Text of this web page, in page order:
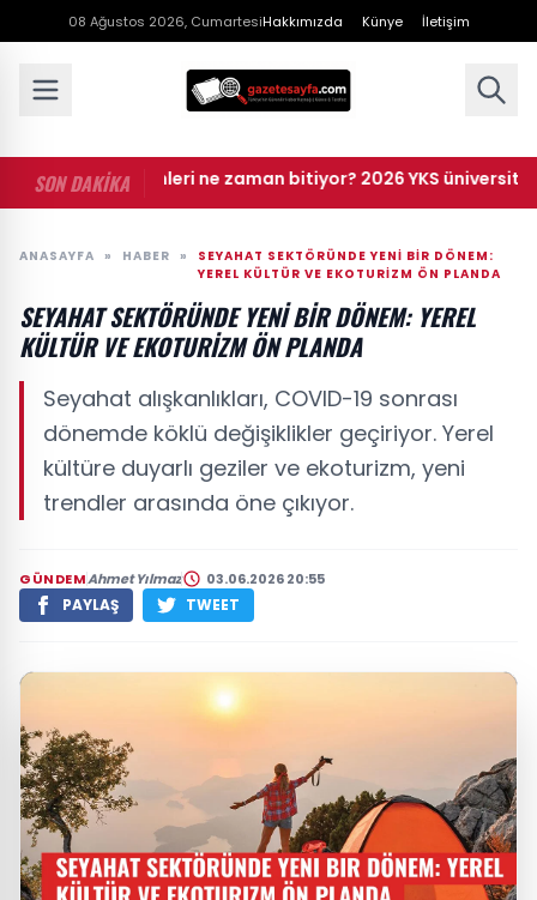
08 Ağustos 2026, CumartesiHakkımızda Künye İletişim
SON DAKİKA
• YKS tercihleri ne zaman bitiyor? 2026 YKS üniversite
ANASAYFA » HABER »
SEYAHAT SEKTÖRÜNDE YENI BIR DÖNEM:
YEREL KÜLTÜR VE EKOTURIZM ÖN PLANDA
SEYAHAT SEKTÖRÜNDE YENI BIR DÖNEM: YEREL
KÜLTÜR VE EKOTURIZM ÖN PLANDA
Seyahat alışkanlıkları, COVID-19 sonrası
dönemde köklü değişiklikler geçiriyor. Yerel
kültüre duyarlı geziler ve ekoturizm, yeni
trendler arasında öne çıkıyor.
GÜNDEMAhmet Yılmaz 03.06.2026 20:55
PAYLAŞ TWEET